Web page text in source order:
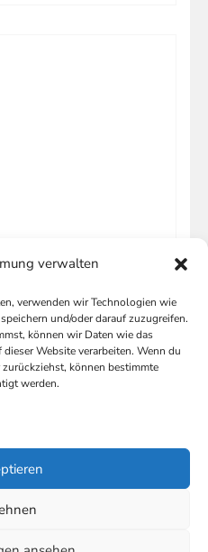
verwalten
verwenden wir Technologien wie
und/oder darauf zuzugreifen.
können wir Daten wie das
Website verarbeiten. Wenn du
können bestimmte
werden.